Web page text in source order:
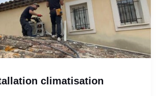
climatisation